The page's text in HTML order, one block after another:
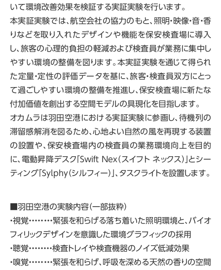
いて環境改善効果を検証する実証実験を行います。
本実証実験では、航空会社の協力のもと、照明・映像・音・香
りなどを取り入れたデザインや機能を保安検査場に導入
し、旅客の心理的負担の軽減および検査員が業務に集中し
やすい環境の整備を図ります。本実証実験を通じて得られ
た定量・定性の評価データを基に、旅客・検査員双方にとっ
て過ごしやすい環境の整備を推進し、保安検査場に新たな
付加価値を創出する空間モデルの具現化を目指します。
オカムラは羽田空港における実証実験に参画し、待機列の
滞留感解消を図るため、心地よい自然の風を再現する装置
の設置や、保安検査場内の検査員の業務環境向上を目的
に、電動昇降デスク「Swift Nex（スイフト ネックス）」とシー
ティング「Sylphy（シルフィー）」、タスクライトを設置します。
■羽田空港の実験内容（一部抜粋）
・視覚・・・・・・・・緊張を和らげる落ち着いた照明環境と、バイオ
フィリックデザインを意識した環境グラフィックの採用
・聴覚・・・・・・・・検査トレイや検査機器のノイズ低減効果
・嗅覚・・・・・・・・緊張を和らげ、呼吸を深める天然の香りの空間